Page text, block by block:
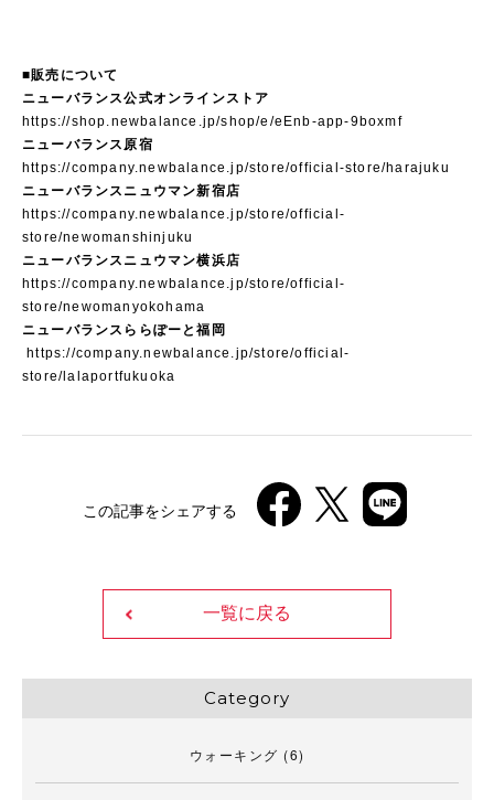
■販売について
ニューバランス公式オンラインストア
https://shop.newbalance.jp/shop/e/eEnb-app-9boxmf
ニューバランス原宿
https://company.newbalance.jp/store/official-store/harajuku
ニューバランスニュウマン新宿店
https://company.newbalance.jp/store/official-
store/newomanshinjuku
ニューバランスニュウマン横浜店
https://company.newbalance.jp/store/official-
store/newomanyokohama
ニューバランスららぽーと福岡
https://company.newbalance.jp/store/official-
store/lalaportfukuoka
この記事をシェアする
一覧に戻る
Category
ウォーキング (6)